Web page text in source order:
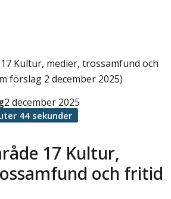
Kultur, medier, trossamfund och
förslag 2 december 2025)
17 Kultur,
och fritid
2 december 2025
44 sekunder